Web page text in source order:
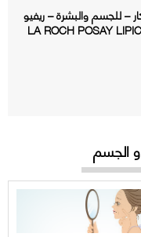
– للجسم والبشرة – ريفيو
و الجسم